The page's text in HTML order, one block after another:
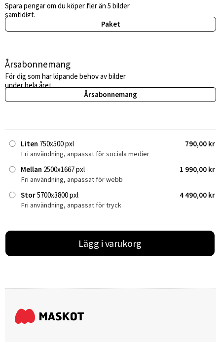
Spara pengar om du köper fler än 5 bilder
samtidigt.
Paket
Årsabonnemang
För dig som har löpande behov av bilder
under hela året.
Årsabonnemang
Liten 750x500 pxl 790,00 kr
Fri användning, anpassat för sociala medier
Mellan 2500x1667 pxl 1 990,00 kr
Fri användning, anpassat för webb
Stor5700x3800 pxl 4 490,00 kr
Fri användning, anpassat för tryck
Lägg i varukorg